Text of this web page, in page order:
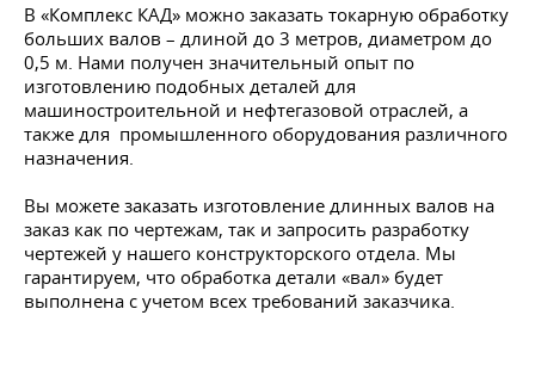
В «Комплекс КАД» можно заказать токарную обработку
больших валов – длиной до 3 метров, диаметром до
0,5 м. Нами получен значительный опыт по
изготовлению подобных деталей для
машиностроительной и нефтегазовой отраслей, а
также для промышленного оборудования различного
назначения.
Вы можете заказать изготовление длинных валов на
заказ как по чертежам, так и запросить разработку
чертежей у нашего конструкторского отдела. Мы
гарантируем, что обработка детали «вал» будет
выполнена с учетом всех требований заказчика.